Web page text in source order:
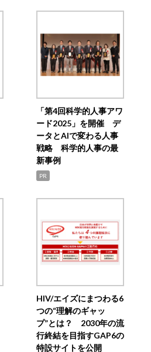
「第4回科学的人事アワ
ード2025」を開催 デ
ータとAIで変わる人事
戦略 科学的人事の最
新事例
PR
HIV/エイズにまつわる6
つの“理解のギャッ
プ”とは？ 2030年の流
行終結を目指すGAP6の
特設サイトを公開